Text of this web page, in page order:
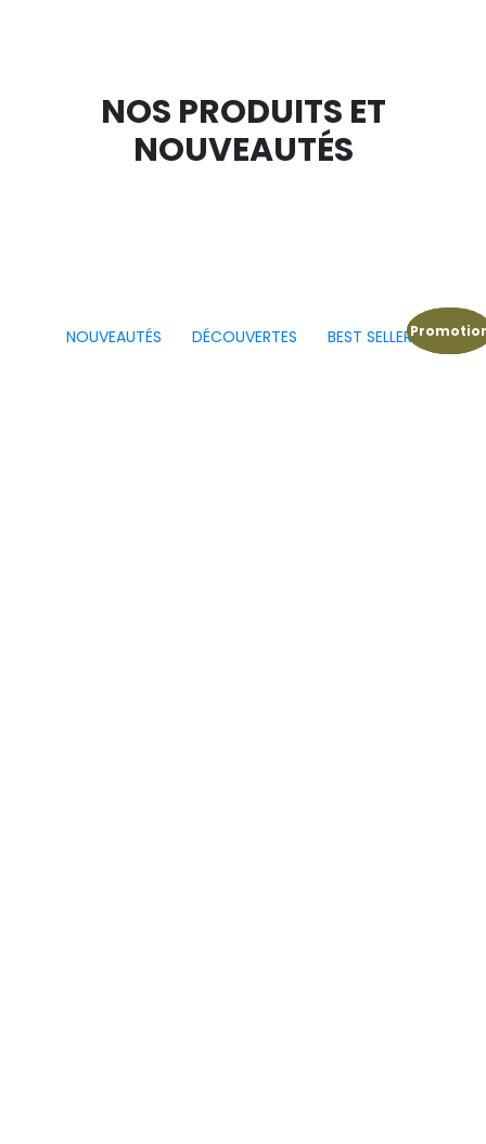
NOS PRODUITS ET
NOUVEAUTÉS
NOUVEAUTÉS DÉCOUVERTES BEST SELLERS